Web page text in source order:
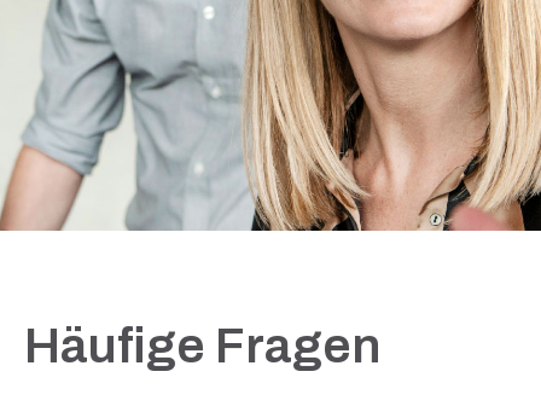
Häufige Fragen